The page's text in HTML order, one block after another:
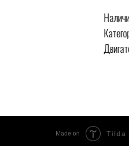
Made on Tilda